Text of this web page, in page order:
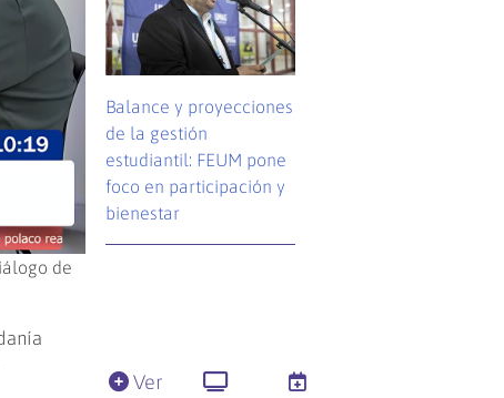
de
Balance y proyecciones
de la gestión
estudiantil: FEUM pone
foco en participación y
bienestar
Ver